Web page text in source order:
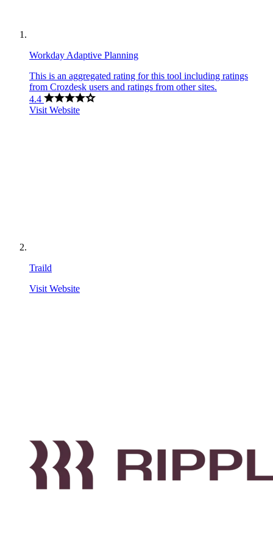
Workday Adaptive Planning
This is an aggregated rating for this tool including ratings
from Crozdesk users and ratings from other sites.
4.4
Visit Website
Traild
Visit Website